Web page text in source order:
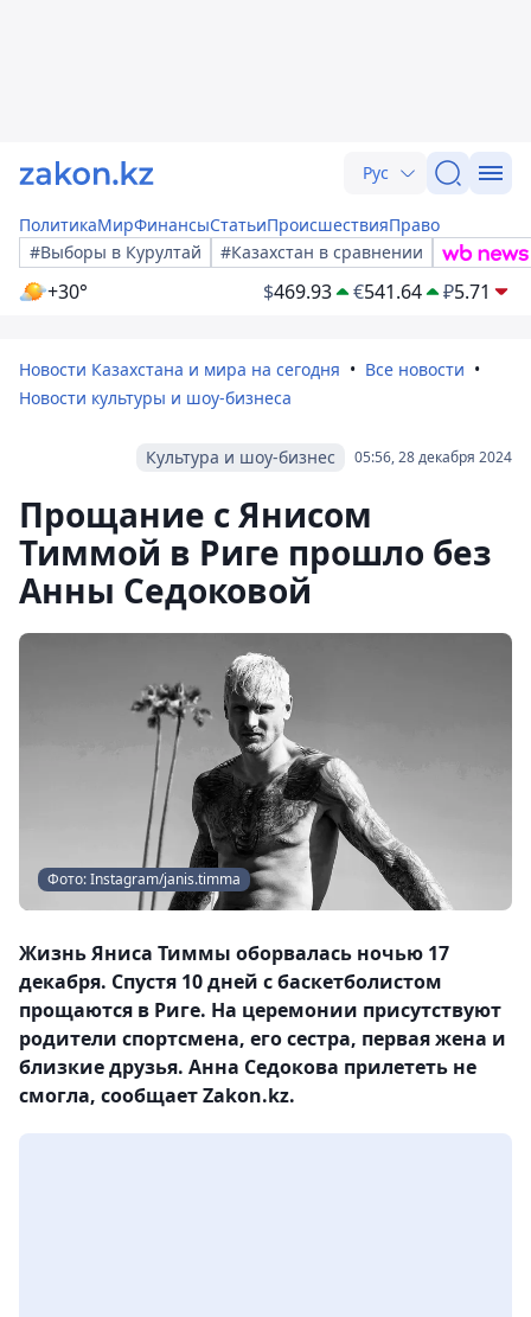
Рус
ПолитикаМирФинансыСтатьиПроисшествияПраво
#Выборы в Курултай
#Казахстан в сравнении
+30° $469.93 €541.64 ₽5.71
Новости Казахстана и мира на сегодня
Все новости
Новости культуры и шоу-бизнеса
05:56, 28 декабря 2024
Культура и шоу-бизнес
Прощание с Янисом
Тиммой в Риге прошло без
Анны Седоковой
Фото: Instagram/janis.timma
Жизнь Яниса Тиммы оборвалась ночью 17
декабря. Спустя 10 дней с баскетболистом
прощаются в Риге. На церемонии присутствуют
родители спортсмена, его сестра, первая жена и
близкие друзья. Анна Седокова прилететь не
смогла, сообщает Zakon.kz.